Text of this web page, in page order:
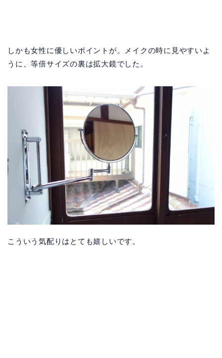
しかも女性に優しいポイントが。メイクの時に見やすいよ
うに、等倍サイズの裏は拡大鏡でした。
こういう気配りはとても嬉しいです。